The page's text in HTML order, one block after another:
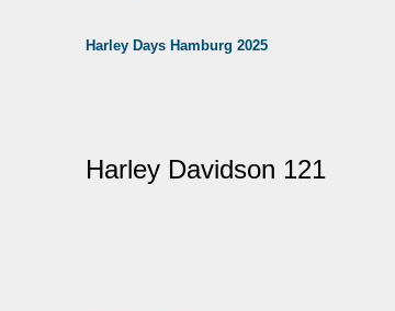
Harley Days Hamburg 2025
Harley Davidson 121